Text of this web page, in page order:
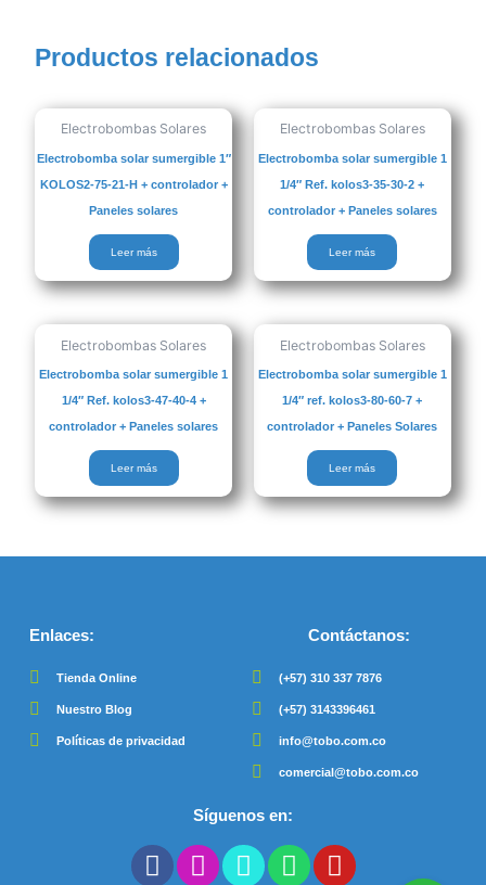
Productos relacionados
Electrobombas Solares
Electrobomba solar sumergible 1″
KOLOS2-75-21-H + controlador +
Paneles solares
Leer más
Electrobombas Solares
Electrobomba solar sumergible 1
1/4″ Ref. kolos3-35-30-2 +
controlador + Paneles solares
Leer más
Electrobombas Solares
Electrobomba solar sumergible 1
1/4″ Ref. kolos3-47-40-4 +
controlador + Paneles solares
Leer más
Electrobombas Solares
Electrobomba solar sumergible 1
1/4″ ref. kolos3-80-60-7 +
controlador + Paneles Solares
Leer más
Enlaces:
Tienda Online
Nuestro Blog
Políticas de privacidad
Contáctanos:
(+57) 310 337 7876
(+57) 3143396461
info@tobo.com.co
comercial@tobo.com.co
Síguenos en:
F
I
T
W
Y